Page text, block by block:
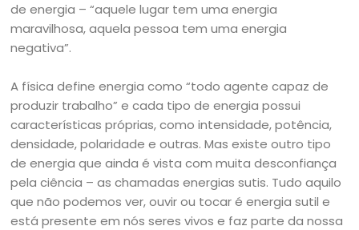
de energia – “aquele lugar tem uma energia
maravilhosa, aquela pessoa tem uma energia
negativa”.
A física define energia como “todo agente capaz de
produzir trabalho” e cada tipo de energia possui
características próprias, como intensidade, potência,
densidade, polaridade e outras. Mas existe outro tipo
de energia que ainda é vista com muita desconfiança
pela ciência – as chamadas energias sutis. Tudo aquilo
que não podemos ver, ouvir ou tocar é energia sutil e
está presente em nós seres vivos e faz parte da nossa